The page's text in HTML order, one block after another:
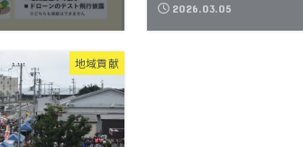
2026.03.05
地域貢献